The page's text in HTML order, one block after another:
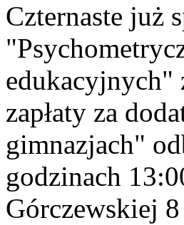
Czternaste już
edukacyjnych"
zapłaty za
gimnazjach"
godzinach
Górczewskiej